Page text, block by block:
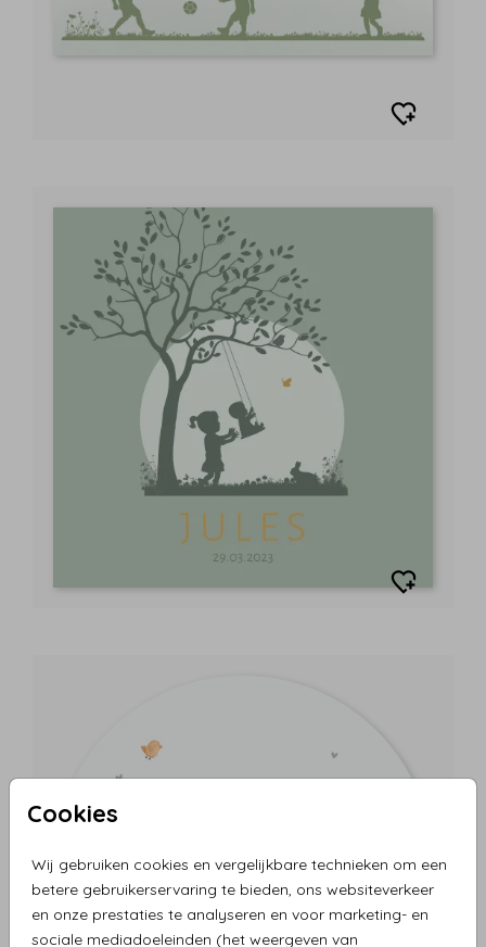
Cookies
Wij gebruiken cookies en vergelijkbare technieken om een
betere gebruikerservaring te bieden, ons websiteverkeer
en onze prestaties te analyseren en voor marketing- en
sociale mediadoeleinden (het weergeven van